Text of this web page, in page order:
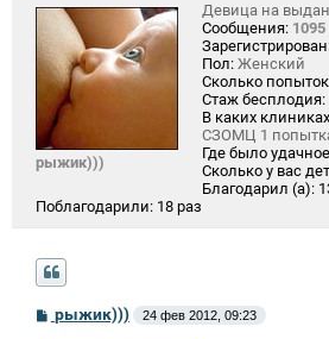
рыжик)))
Девица на
Сообщения: 1095
Пол: Женский
Сколько
Стаж бесплодия:
В каких
СЗОМЦ 1
Где было
Сколько у вас
Благодарил (а):
Поблагодарили: 18 раз
С
о
рыжик))) 24 фев 2012, 09:23